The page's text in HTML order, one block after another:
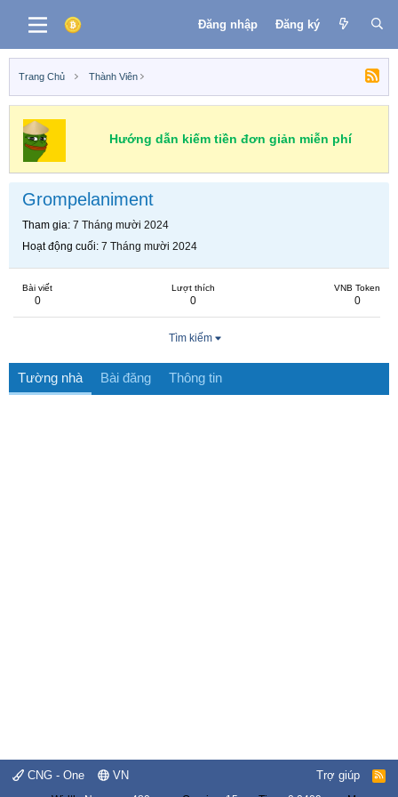
Đăng nhập Đăng ký
Trang Chủ Thành Viên
Hướng dẫn kiếm tiền đơn giản miễn phí
Grompelaniment
Tham gia 7 Tháng mười 2024
Hoạt động cuối 7 Tháng mười 2024
Bài viết
0
Lượt thích
0
VNB Token
0
Tìm kiếm
Tường nhà Bài đăng Thông tin
CNG - One VN Trợ giúp
R